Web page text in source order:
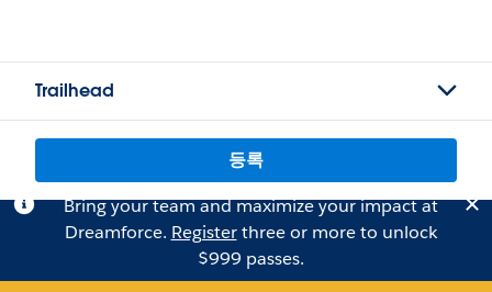
Trailhead
등록
Bring your team and maximize your impact at
Dreamforce. Registerthree or more to unlock
$999 passes.